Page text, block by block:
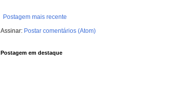
Postagem mais recente
Assinar: Postar comentários (Atom)
Postagem em destaque